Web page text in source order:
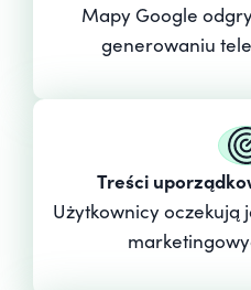
Mapy Google
generowaniu
Treści
Użytkownicy oczekują